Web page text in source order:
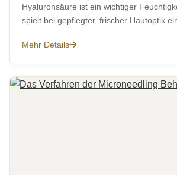
Hyaluronsäure ist ein wichtiger
spielt bei gepflegter, frischer Hautoptik
Mehr Details